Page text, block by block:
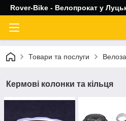
Rover-Bike - Велопрокат у
Товари та послуги
Кермові колонки та кільця